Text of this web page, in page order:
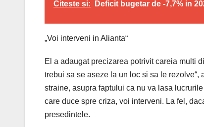
Citeste si: Deficit bugetar de -7,7% in
„Voi interveni in Alianta“
El a adaugat precizarea potrivit careia multi
trebui sa se aseze la un loc si sa le
straine, asupra faptului ca nu va lasa
care duce spre criza, voi interveni. La fel,
presedintele.